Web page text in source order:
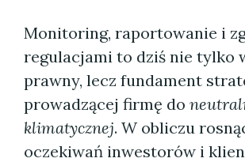
Monitoring, raportowanie i
regulacjami to dziś nie tylko
prawny, lecz fundament
prowadzącej firmę do
klimatycznej. W obliczu
oczekiwań inwestorów i